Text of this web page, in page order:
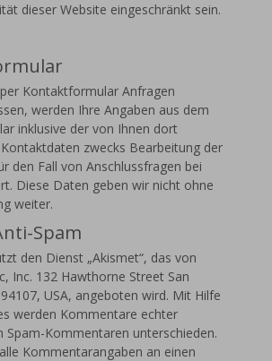
dieser Website eingeschränkt sein.
Kontaktformular Anfragen
werden Ihre Angaben aus dem
inklusive der von Ihnen dort
zwecks Bearbeitung der
den Fall von Anschlussfragen bei
Diese Daten geben wir nicht ohne
weiter.
Spam
den Dienst „Akismet“, das von
Inc. 132 Hawthorne Street San
USA, angeboten wird. Mit Hilfe
werden Kommentare echter
Spam-Kommentaren unterschieden.
Kommentarangaben an einen